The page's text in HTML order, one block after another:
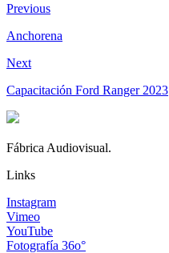
Previous
Anchorena
Next
Capacitación Ford Ranger 2023
Fábrica Audiovisual.
Links
Instagram
Vimeo
YouTube
Fotografía 36o°